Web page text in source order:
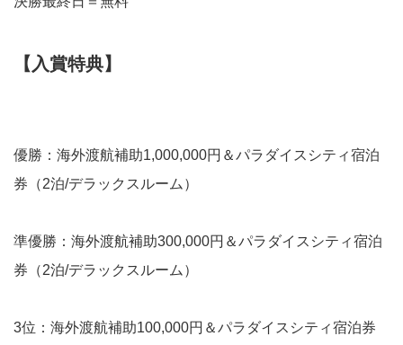
【入賞特典】
優勝：海外渡航補助1,000,000円＆パラダイスシティ宿泊
券（2泊/デラックスルーム）
準優勝：海外渡航補助300,000円＆パラダイスシティ宿泊
券（2泊/デラックスルーム）
3位：海外渡航補助100,000円＆パラダイスシティ宿泊券